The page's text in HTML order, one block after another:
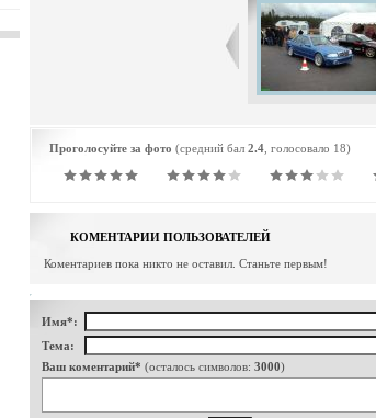
Проголосуйте за фото (средний бал 2.4 , голосовало 18)
КОМЕНТАРИИ ПОЛЬЗОВАТЕЛЕЙ
Коментариев пока никто не оставил. Станьте первым!
Имя*:
Тема:
Ваш коментарий* (осталось символов: 3000)